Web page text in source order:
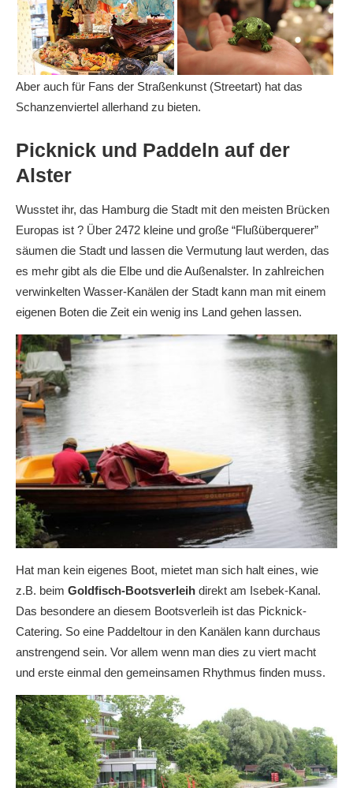
Aber auch für Fans der Straßenkunst (Streetart) hat das
Schanzenviertel allerhand zu bieten.
Picknick und Paddeln auf der
Alster
Wusstet ihr, das Hamburg die Stadt mit den meisten Brücken
Europas ist ? Über 2472 kleine und große “Flußüberquerer”
säumen die Stadt und lassen die Vermutung laut werden, das
es mehr gibt als die Elbe und die Außenalster. In zahlreichen
verwinkelten Wasser-Kanälen der Stadt kann man mit einem
eigenen Boten die Zeit ein wenig ins Land gehen lassen.
Hat man kein eigenes Boot, mietet man sich halt eines, wie
z.B. beim Goldfisch-Bootsverleih direkt am Isebek-Kanal.
Das besondere an diesem Bootsverleih ist das Picknick-
Catering. So eine Paddeltour in den Kanälen kann durchaus
anstrengend sein. Vor allem wenn man dies zu viert macht
und erste einmal den gemeinsamen Rhythmus finden muss.